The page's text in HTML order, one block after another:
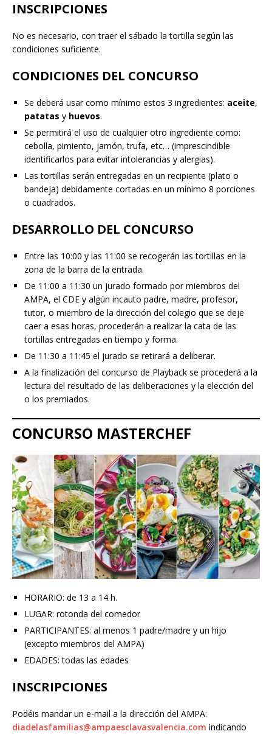
INSCRIPCIONES
No es necesario, con traer el sábado la tortilla según las
condiciones suficiente.
CONDICIONES DEL CONCURSO
Se deberá usar como mínimo estos 3 ingredientes: aceite,
patatas y huevos.
Se permitirá el uso de cualquier otro ingrediente como:
cebolla, pimiento, jamón, trufa, etc… (imprescindible
identificarlos para evitar intolerancias y alergias).
Las tortillas serán entregadas en un recipiente (plato o
bandeja) debidamente cortadas en un mínimo 8 porciones
o cuadrados.
DESARROLLO DEL CONCURSO
Entre las 10:00 y las 11:00 se recogerán las tortillas en la
zona de la barra de la entrada.
De 11:00 a 11:30 un jurado formado por miembros del
AMPA, el CDE y algún incauto padre, madre, profesor,
tutor, o miembro de la dirección del colegio que se deje
caer a esas horas, procederán a realizar la cata de las
tortillas entregadas en tiempo y forma.
De 11:30 a 11:45 el jurado se retirará a deliberar.
A la finalización del concurso de Playback se procederá a la
lectura del resultado de las deliberaciones y la elección del
o los premiados.
CONCURSO MASTERCHEF
HORARIO: de 13 a 14 h.
LUGAR: rotonda del comedor
PARTICIPANTES: al menos 1 padre/madre y un hijo
(excepto miembros del AMPA)
EDADES: todas las edades
INSCRIPCIONES
Podéis mandar un e-mail a la dirección del AMPA:
diadelasfamilias@ampaesclavasvalencia.com indicando